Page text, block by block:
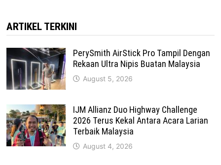
ARTIKEL TERKINI
PerySmith AirStick Pro Tampil Dengan
Rekaan Ultra Nipis Buatan Malaysia
August 5, 2026
IJM Allianz Duo Highway Challenge
2026 Terus Kekal Antara Acara Larian
Terbaik Malaysia
August 4, 2026